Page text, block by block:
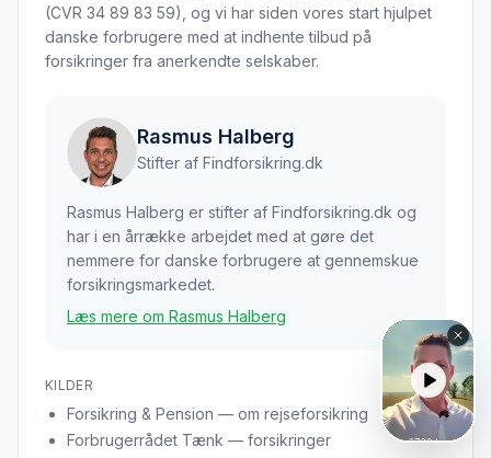
(CVR 34 89 83 59), og vi har siden vores start hjulpet
danske forbrugere med at indhente tilbud på
forsikringer fra anerkendte selskaber.
Rasmus Halberg
Stifter af Findforsikring.dk
Rasmus Halberg er stifter af Findforsikring.dk og
har i en årrække arbejdet med at gøre det
nemmere for danske forbrugere at gennemskue
forsikringsmarkedet.
Læs mere om Rasmus Halberg
KILDER
Forsikring & Pension — om rejseforsikring
Forbrugerrådet Tænk — forsikringer